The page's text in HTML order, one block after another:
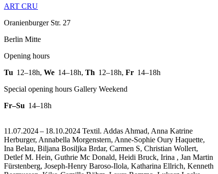
ART CRU
Oranienburger Str. 27
Berlin Mitte
Opening hours
Tu 12–18h, We 14–18h, Th 12–18h, Fr 14–18h
Special opening hours Gallery Weekend
Fr–Su 14–18h
11.07.2024 – 18.10.2024 Textil. Addas Ahmad, Anna Katrine
Herburger, Annabella Morgenstern, Anne-Sophie Oury Haquette,
Ina Belau, Biljana Bosiljka Brdar, Carmen S, Christian Wollert,
Detlef M. Hein, Guthrie Mc Donald, Heidi Bruck, Irina , Jan Martin
Fürstenberg, Joseph-Henry Baroso-Ilola, Katharina Ellrich, Kenneth